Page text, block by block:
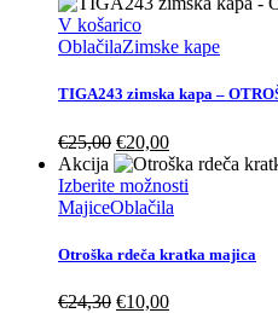
na
izdelka
bila:
€29,65.
V košarico
OblačilaZimske kape
TIGA243 zimska kapa –
€25,00 Izvirna
cena
je
bila:
€20,00Trenutna
cena
je:
€20,00.
Akcija
Izberite možnosti
več
MajiceOblačila
Otroška rdeča kratka majica
€24,30 Izvirna
€10,00Trenutna